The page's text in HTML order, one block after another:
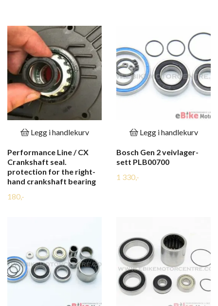
Legg i handlekurv
Performance Line / CX
Crankshaft seal.
protection for the right-
hand crankshaft bearing
180,-
Legg i handlekurv
Bosch Gen 2 veivlager-
sett PLB00700
1 330,-